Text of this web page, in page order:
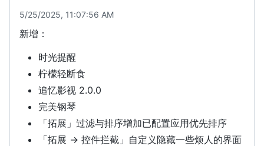
5/25/2025, 11:07:56 AM
新增：
时光提醒
柠檬轻断食
追忆影视 2.0.0
完美钢琴
「拓展」过滤与排序增加已配置应用优先排序
「拓展 -> 控件拦截」自定义隐藏一些烦人的界面